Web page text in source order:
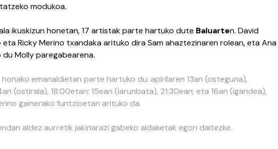
modukoa.
ikuskizun honetan, 17 artistak parte hartuko dute Baluarten. David
eta Ricky Merino txandaka arituko dira Sam ahaztezinaren rolean, eta Ana
du Molly paregabearena.
emanaldietan parte hartuko du: apirilaren 13an (osteguna),
(ostirala), 18:00etan; 15ean (larunbata), 21:30ean; eta 16an (igandea),
gainerako funtzioetan arituko da.
aldez aurretik jakinarazi gabeko aldaketak egon daitezke.